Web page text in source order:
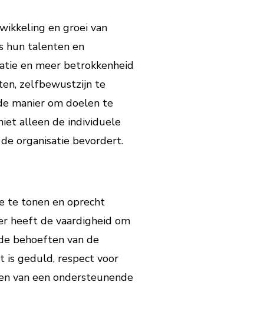
en groei van
hun talenten en
en meer betrokkenheid
zelfbewustzijn te
manier om doelen te
alleen de individuele
organisatie bevordert.
te tonen en oprecht
heeft de vaardigheid om
behoeften van de
is geduld, respect voor
van een ondersteunende